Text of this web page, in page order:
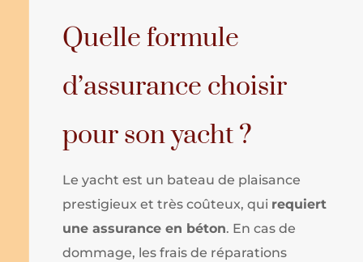
Quelle formule
d’assurance choisir
pour son yacht ?
Le yacht est un bateau de plaisance
prestigieux et très coûteux, qui requiert
une assurance en béton. En cas de
dommage, les frais de réparations